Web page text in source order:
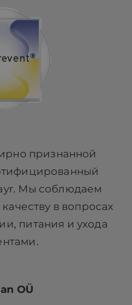
признанной
Мы соблюдаем
в вопросах
питания и ухода
OÜ